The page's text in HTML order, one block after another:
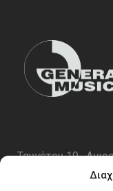
Ταυγέτου 19 ,